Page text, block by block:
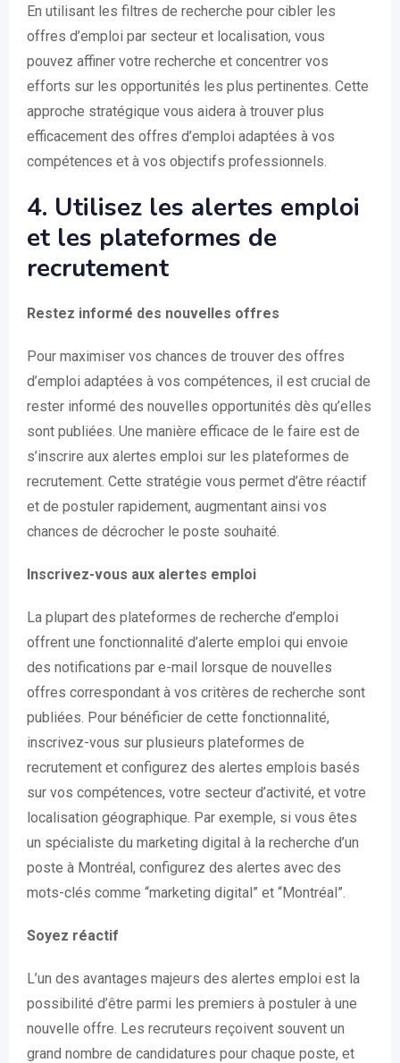
En utilisant les filtres de recherche pour cibler les
offres d’emploi par secteur et localisation, vous
pouvez affiner votre recherche et concentrer vos
efforts sur les opportunités les plus pertinentes. Cette
approche stratégique vous aidera à trouver plus
efficacement des offres d’emploi adaptées à vos
compétences et à vos objectifs professionnels.
4. Utilisez les alertes emploi
et les plateformes de
recrutement
Restez informé des nouvelles offres
Pour maximiser vos chances de trouver des offres
d’emploi adaptées à vos compétences, il est crucial de
rester informé des nouvelles opportunités dès qu’elles
sont publiées. Une manière efficace de le faire est de
s’inscrire aux alertes emploi sur les plateformes de
recrutement. Cette stratégie vous permet d’être réactif
et de postuler rapidement, augmentant ainsi vos
chances de décrocher le poste souhaité.
Inscrivez-vous aux alertes emploi
La plupart des plateformes de recherche d’emploi
offrent une fonctionnalité d’alerte emploi qui envoie
des notifications par e-mail lorsque de nouvelles
offres correspondant à vos critères de recherche sont
publiées. Pour bénéficier de cette fonctionnalité,
inscrivez-vous sur plusieurs plateformes de
recrutement et configurez des alertes emplois basés
sur vos compétences, votre secteur d’activité, et votre
localisation géographique. Par exemple, si vous êtes
un spécialiste du marketing digital à la recherche d’un
poste à Montréal, configurez des alertes avec des
mots-clés comme “marketing digital” et “Montréal”.
Soyez réactif
L’un des avantages majeurs des alertes emploi est la
possibilité d’être parmi les premiers à postuler à une
nouvelle offre. Les recruteurs reçoivent souvent un
grand nombre de candidatures pour chaque poste, et